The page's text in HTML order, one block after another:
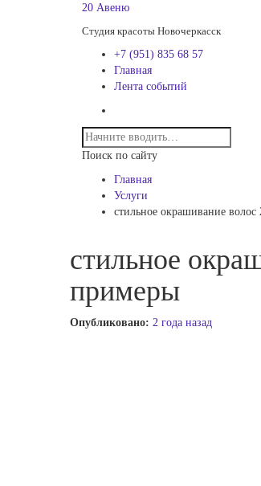
20 Авеню
Студия красоты Новочеркасск
+7 (951) 835 68 57
Главная
Лента событий
Поиск по сайту
Главная
Услуги
стильное окрашивание
стильное
примеры
Опубликовано: 2 года назад